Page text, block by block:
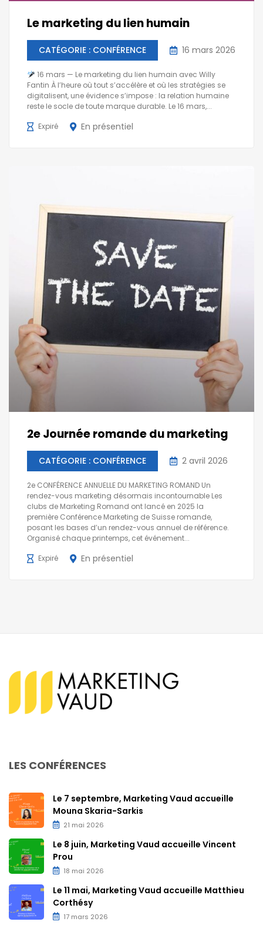
Le marketing du lien humain
CATÉGORIE : CONFÉRENCE 16 mars 2026
16 mars — Le marketing du lien humain avec Willy
Fantin À l’heure où tout s’accélère et où les stratégies se
digitalisent, une évidence s’impose : la relation humaine
reste le socle de toute marque durable. Le 16 mars,...
Expiré En présentiel
2e Journée romande du marketing
CATÉGORIE : CONFÉRENCE 2 avril 2026
2e CONFÉRENCE ANNUELLE DU MARKETING ROMAND Un
rendez-vous marketing désormais incontournable Les
clubs de Marketing Romand ont lancé en 2025 la
première Conférence Marketing de Suisse romande,
posant les bases d’un rendez-vous annuel de référence.
Organisé chaque printemps, cet événement...
Expiré En présentiel
LES CONFÉRENCES
Le 7 septembre, Marketing Vaud accueille
Mouna Skaria-Sarkis
21 mai 2026
Le 8 juin, Marketing Vaud accueille Vincent
Prou
18 mai 2026
Le 11 mai, Marketing Vaud accueille Matthieu
Corthésy
17 mars 2026